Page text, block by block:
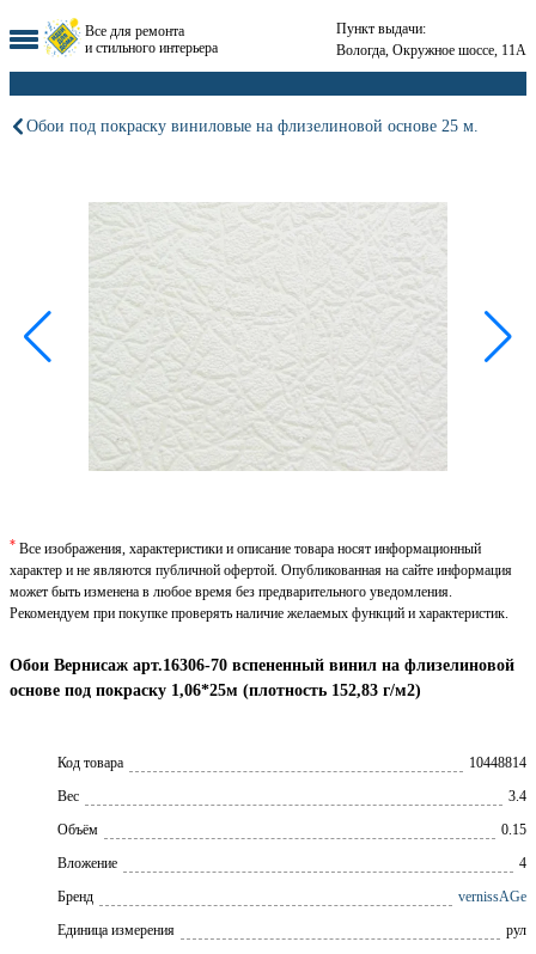
Все для ремонта
и стильного интерьера
Пункт выдачи:
Вологда, Окружное шоссе, 11А
Обои под покраску виниловые на флизелиновой основе 25 м.
Обои Вернисаж арт.16306-70 вспененный винил на флизелиновой
основе под покраску 1,06*25м (плотность 152,83 г/м2)
Код товара
10448814
Вес
3.4
Объём
0.15
Вложение
4
Брeнд
vernissAGe
Единица измерения
рул
* Все изображения, характеристики и описание товара носят информационный
характер и не являются публичной офертой. Опубликованная на сайте информация
может быть изменена в любое время без предварительного уведомления.
Рекомендуем при покупке проверять наличие желаемых функций и характеристик.